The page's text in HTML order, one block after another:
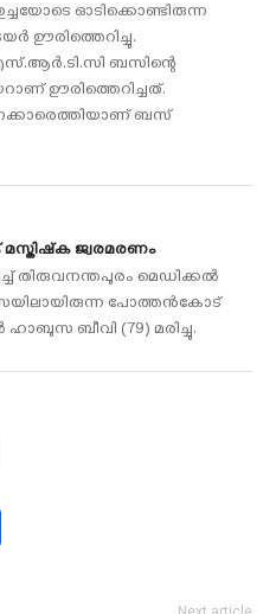
ഓടിക്കൊണ്ടിരുന്ന
ഊരിത്തെറിച്ചു.
ബസിന്റെ
ഊരിത്തെറിച്ചത്.
ബസ്
ജ്വരമരണം
തിരുവനന്തപുരം മെഡിക്കല്‍
പോത്തന്‍കോട്
ഹാബുസ ബീവി (79) മരിച്ചു.